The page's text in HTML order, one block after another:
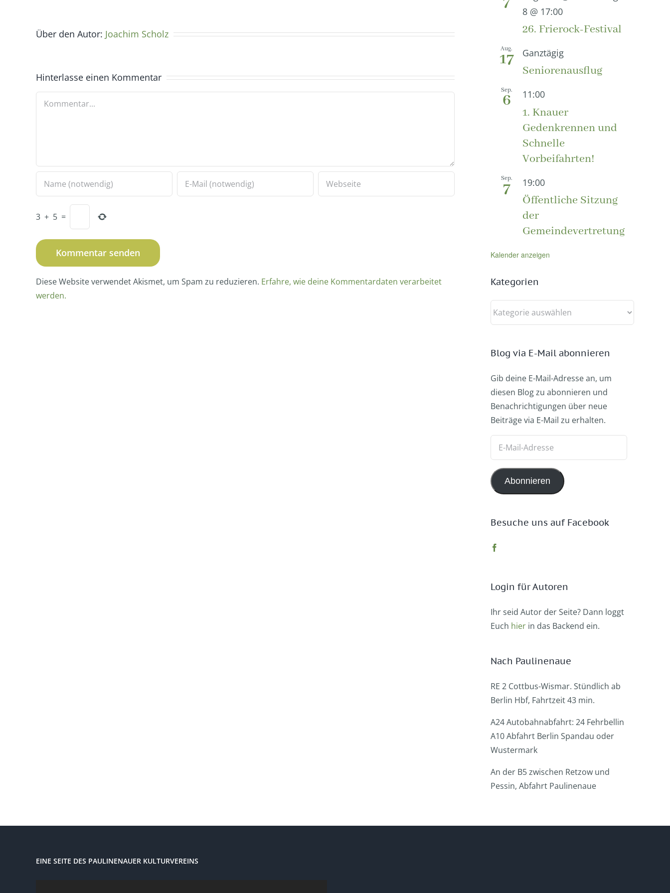
Über den Autor: Joachim Scholz
Hinterlasse einen Kommentar
Kommentar
3 + 5 =
Diese Website verwendet Akismet, um Spam zu reduzieren. Erfahre, wie deine Kommentardaten verarbeitet
werden.
8 @ 17:00
26. Frierock-Festival
Aug.
17 Ganztägig
Seniorenausflug
Sep.
6 11:00
1. Knauer
Gedenkrennen und
Schnelle
Vorbeifahrten!
Sep.
7 19:00
Öffentliche Sitzung
der
Gemeindevertretung
Kalender anzeigen
Kategorien
Kategorien
Blog via E-Mail abonnieren
Gib deine E-Mail-Adresse an, um
diesen Blog zu abonnieren und
Benachrichtigungen über neue
Beiträge via E-Mail zu erhalten.
Adresse
Abonnieren
Besuche uns auf Facebook
Login für Autoren
Ihr seid Autor der Seite? Dann loggt
Euch hier in das Backend ein.
Nach Paulinenaue
RE 2 Cottbus-Wismar. Stündlich ab
Berlin Hbf, Fahrtzeit 43 min.
A24 Autobahnabfahrt: 24 Fehrbellin
A10 Abfahrt Berlin Spandau oder
Wustermark
An der B5 zwischen Retzow und
Pessin, Abfahrt Paulinenaue
EINE SEITE DES PAULINENAUER KULTURVEREINS